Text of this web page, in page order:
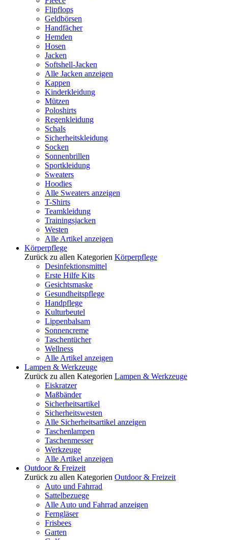
Flipflops
Geldbörsen
Handfächer
Hemden
Hosen
Jacken
Softshell-Jacken
Alle Jacken anzeigen
Kappen
Kinderkleidung
Mützen
Poloshirts
Regenkleidung
Schals
Sicherheitskleidung
Socken
Sonnenbrillen
Sportkleidung
Sweaters
Hoodies
Alle Sweaters anzeigen
T-Shirts
Teamkleidung
Trainingsjacken
Westen
Alle Artikel anzeigen
Körperpflege
Zurück zu allen Kategorien Körperpflege
Desinfektionsmittel
Erste Hilfe Kits
Gesichtsmaske
Gesundheitspflege
Handpflege
Kulturbeutel
Lippenbalsam
Sonnencreme
Taschentücher
Wellness
Alle Artikel anzeigen
Lampen & Werkzeuge
Zurück zu allen Kategorien Lampen & Werkzeuge
Eiskratzer
Maßbänder
Sicherheitsartikel
Sicherheitswesten
Alle Sicherheitsartikel anzeigen
Taschenlampen
Taschenmesser
Werkzeuge
Alle Artikel anzeigen
Outdoor & Freizeit
Zurück zu allen Kategorien Outdoor & Freizeit
Auto und Fahrrad
Sattelbezuege
Alle Auto und Fahrrad anzeigen
Ferngläser
Frisbees
Garten